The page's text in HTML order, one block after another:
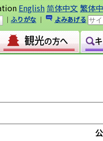
English简体中文 繁体
｜ ふりがな ｜ よみあげる